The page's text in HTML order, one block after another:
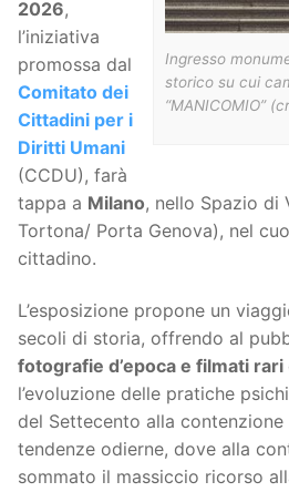
Ingresso
storico su cui
“MANICOMIO”
2026,
l’iniziativa
promossa dal
Comitato dei
Cittadini per i
Diritti Umani
(CCDU), farà
tappa a Milano, nello Spazio di
Tortona/ Porta Genova), nel
cittadino.
L’esposizione propone un
secoli di storia, offrendo al
fotografie d’epoca e filmati rari
l’evoluzione delle pratiche
del Settecento alla
tendenze odierne, dove alla
sommato il massiccio ricorso